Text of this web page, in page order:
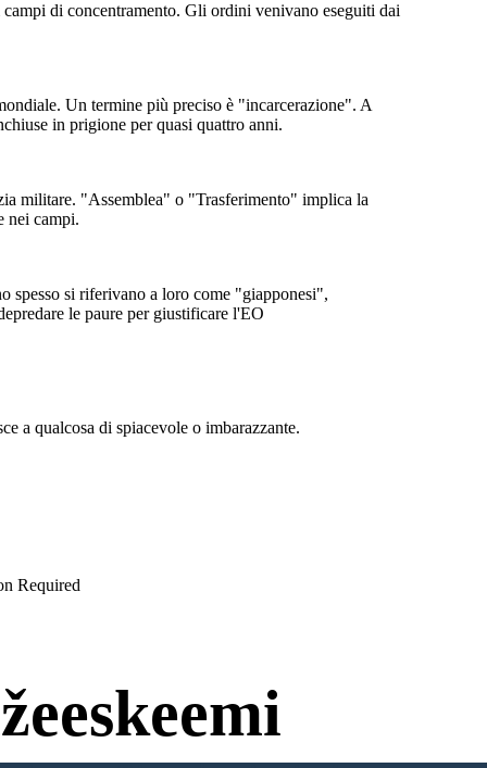
di concentramento. Gli ordini venivano eseguiti dai
Un termine più preciso è "incarcerazione". A
in prigione per quasi quattro anni.
militare. "Assemblea" o "Trasferimento" implica la
nei campi.
spesso si riferivano a loro come "giapponesi",
le paure per giustificare l'EO
a qualcosa di spiacevole o imbarazzante.
Required